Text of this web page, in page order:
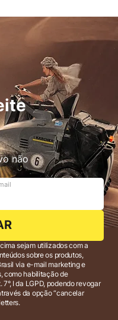
não
sejam utilizados com a
sobre os produtos,
como habilitação de
I da LGPD, podendo revogar
da opção “cancelar